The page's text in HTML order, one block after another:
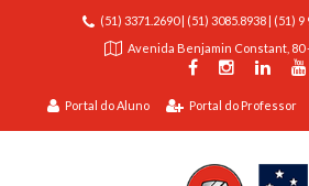
(51) 3371.2690| (51) 3085.8938|
(51) 9
Avenida Benjamin Constant, 80 -
Portal do Aluno Portal do Professor